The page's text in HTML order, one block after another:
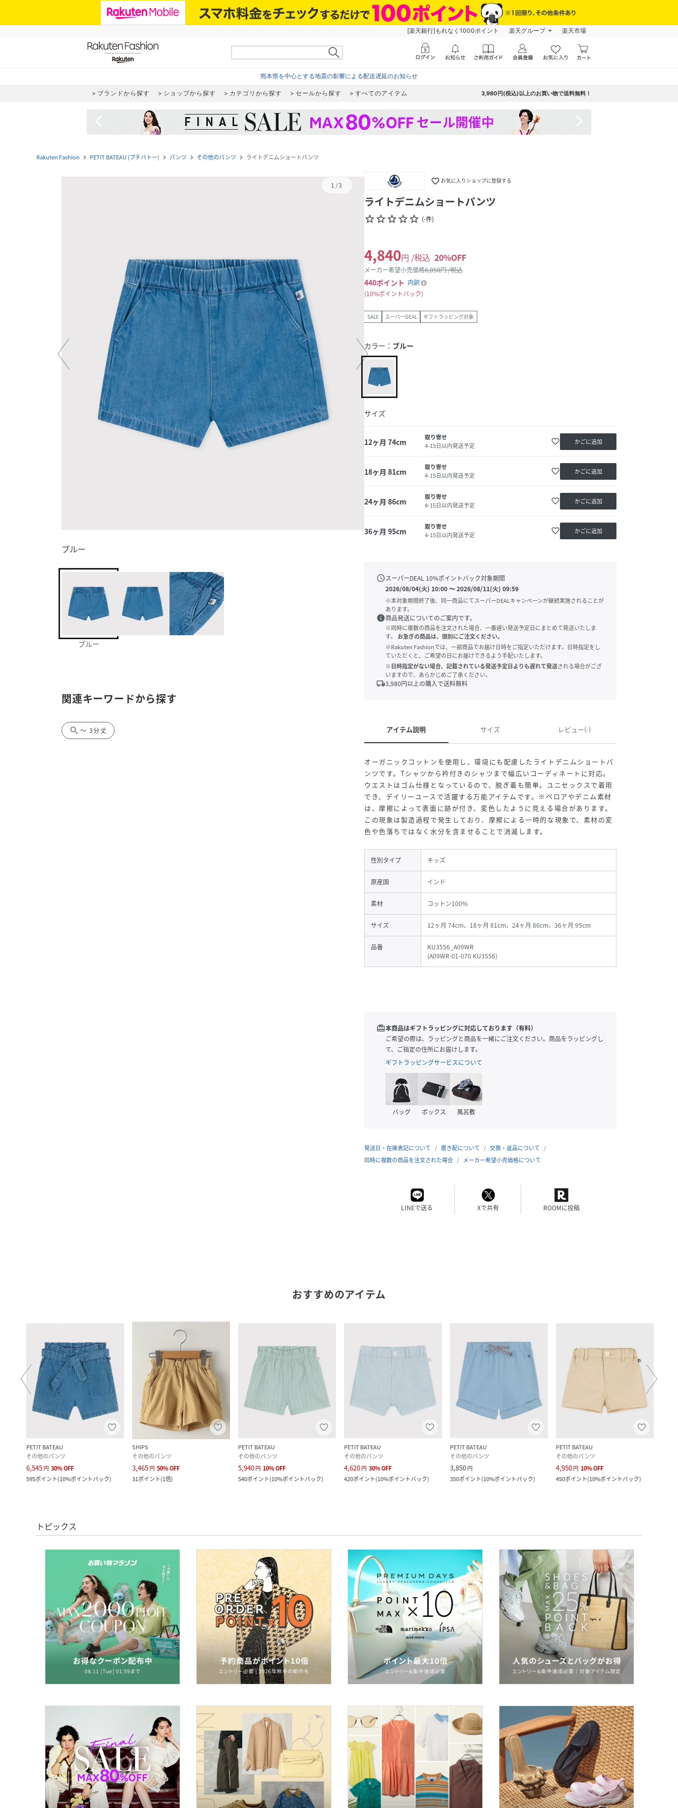
[楽天銀行]もれなく1000ポイント 楽天グループ 楽天市場
熊本県を中心とする地震の影響による配送遅延のお知らせ
ブランドから探す ショップから探す カテゴリから探す セールから探す すべてのアイテム 3,980円(税込)以上のお買い物で送料無料！
Rakuten Fashion navigate_next PETIT BATEAU (プチバトー) navigate_next パンツ navigate_next その他のパンツ navigate_next ライトデニムショートパンツ
1 /3
ブルー
ブルー
関連キーワードから探す
search ～ 3分丈
favorite_border お気に入りショップに登録する
ライトデニムショートパンツ
star_borderstar_borderstar_borderstar_borderstar_border (-件)
4,840円 /税込 20%OFF
メーカー希望小売価格6,050円 /税込
440ポイント 内訳
10%ポイントバック
SALE スーパーDEAL ギフトラッピング対象
カラー： ブルー
サイズ
12ヶ月 74cm
取り寄せ
4-15日以内発送予定
favorite_border かごに追加
18ヶ月 81cm
取り寄せ
4-15日以内発送予定
favorite_border かごに追加
24ヶ月 86cm
取り寄せ
4-15日以内発送予定
favorite_border かごに追加
36ヶ月 95cm
取り寄せ
4-15日以内発送予定
favorite_border かごに追加
scheduleスーパーDEAL 10%ポイントバック対象期間
2026/08/04(火) 10:00〜2026/08/11(火) 09:59
※本対象期間終了後、同一商品にてスーパーDEALキャンペーンが継続実施されることが
あります。
info商品発送についてのご案内です。
※同時に複数の商品を注文された場合、一番遅い発送予定日にまとめて発送いたしま
す。
お急ぎの商品は、個別にご注文ください。
※Rakuten Fashionでは、一部商品でお届け日時をご指定いただけます。日時指定をし
ていただくと、ご希望の日にお届けできるよう手配いたします。
※日時指定がない場合、記載されている発送予定日よりも遅れて発送される場合がござ
いますので、あらかじめご了承ください。
local_shipping3,980円以上の購入で送料無料
アイテム説明 サイズ レビュー(-)
オーガニックコットンを使用し、環境にも配慮したライトデニムショートパ
ンツです。Tシャツから衿付きのシャツまで幅広いコーディネートに対応。
ウエストはゴム仕様となっているので、脱ぎ着も簡単。ユニセックスで着用
でき、デイリーユースで活躍する万能アイテムです。※ベロアやデニム素材
は、摩擦によって表面に跡が付き、変色したように見える場合があります。
この現象は製造過程で発生しており、摩擦による一時的な現象で、素材の変
色や色落ちではなく水分を含ませることで消滅します。
性別タイプ キッズ
原産国 インド
素材 コットン100%
サイズ 12ヶ月 74cm、18ヶ月 81cm、24ヶ月 86cm、36ヶ月 95cm
品番
KU3556_A09WR
(A09WR-01-070 KU3556)
redeem本商品はギフトラッピングに対応しております（有料）
ご希望の際は、ラッピングと商品を一緒にご注文ください。商品をラッピングし
て、ご指定の住所にお届けします。
ギフトラッピングサービスについて
バッグ ボックス 風呂敷
発送日・在庫表記について 置き配について
交換・返品について
同時に複数の商品を注文された場合
メーカー希望小売価格について
LINEで送る Xで共有 ROOMに投稿
おすすめのアイテム
PETIT BATEAU
その他のパンツ
6,545円 30%OFF
595ポイント(10%ポイントバック)
SHIPS
その他のパンツ
3,465円 50%OFF
31ポイント(1倍)
PETIT BATEAU
その他のパンツ
5,940円 10%OFF
540ポイント(10%ポイントバック)
PETIT BATEAU
その他のパンツ
4,620円 30%OFF
420ポイント(10%ポイントバック)
PETIT BATEAU
その他のパンツ
3,850円
350ポイント(10%ポイントバック)
PETIT BATEAU
その他のパンツ
4,950円 10%OFF
450ポイント(10%ポイントバック)
トピックス